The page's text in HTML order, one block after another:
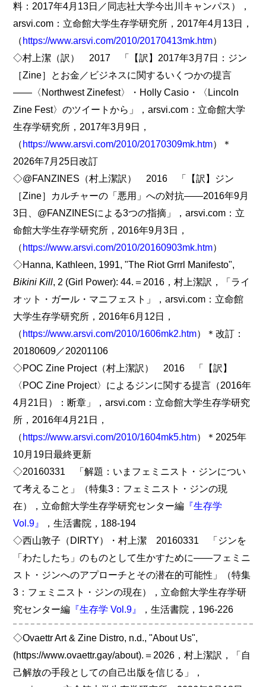
料：2017年4月13日／同志社大学今出川キャンパス），
arsvi.com：立命館大学生存学研究所，2017年4月13日，
（ https://www.arsvi.com/2010/20170413mk.htm）
◇村上潔（訳） 2017 「【訳】2017年3月7日：ジン
［Zine］とお金／ビジネスに関するいくつかの提言
――〈Northwest Zinefest〉・Holly Casio・〈Lincoln
Zine Fest〉のツイートから」，arsvi.com：立命館大学
生存学研究所，2017年3月9日，
（ https://www.arsvi.com/2010/20170309mk.htm）＊
2026年7月25日改訂
◇@FANZINES（村上潔訳） 2016 「【訳】ジン
［Zine］カルチャーの「悪用」への対抗――2016年9月
3日、@FANZINESによる3つの指摘」，arsvi.com：立
命館大学生存学研究所，2016年9月3日，
（ https://www.arsvi.com/2010/20160903mk.htm）
◇Hanna, Kathleen, 1991, "The Riot Grrrl Manifesto",
Bikini Kill, 2 (Girl Power): 44.＝2016，村上潔訳，「ライ
オット・ガール・マニフェスト」，arsvi.com：立命館
大学生存学研究所，2016年6月12日，
（ https://www.arsvi.com/2010/1606mk2.htm）＊改訂：
20180609／20201106
◇POC Zine Project（村上潔訳） 2016 「【訳】
〈POC Zine Project〉によるジンに関する提言（2016年
4月21日）：断章」，arsvi.com：立命館大学生存学研究
所，2016年4月21日，
（ https://www.arsvi.com/2010/1604mk5.htm）＊2025年
10月19日最終更新
◇20160331 「解題：いまフェミニスト・ジンについ
て考えること」（特集3：フェミニスト・ジンの現
在），立命館大学生存学研究センター編 『生存学
Vol.9』
，生活書院，188-194
◇西山敦子（DIRTY）・村上潔 20160331 「ジンを
「わたしたち」のものとして生かすために――フェミニ
スト・ジンへのアプローチとその潜在的可能性」（特集
3：フェミニスト・ジンの現在），立命館大学生存学研
究センター編 『生存学 Vol.9』 ，生活書院，196-226
◇Ovaettr Art & Zine Distro, n.d., "About Us",
(https://www.ovaettr.gay/about).＝2026，村上潔訳，「自
己解放の手段としての自己出版を信じる」，